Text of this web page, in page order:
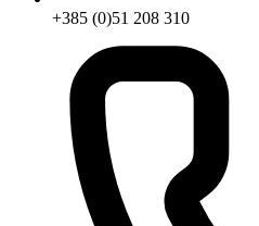
+385 (0)51 208 310